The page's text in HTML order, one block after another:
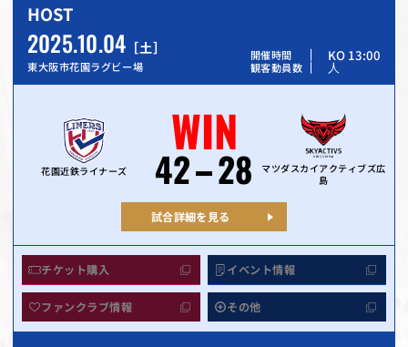
HOST
2025.10.04 土
東大阪市花園ラグビー場
開催時間 KO 13:00
観客動員数 人
花園近鉄ライナーズ
WIN
42 28
マツダスカイアクティブズ広
島
試合詳細を見る
チケット購入 イベント情報
ファンクラブ情報 その他